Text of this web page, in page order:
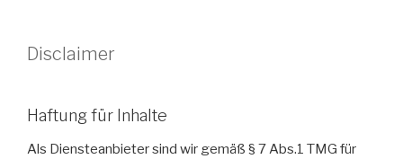
Disclaimer
Haftung für Inhalte
Als Diensteanbieter sind wir gemäß § 7 Abs.1 TMG für